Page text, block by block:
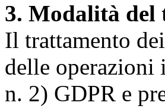
3. Modalità del
Il trattamento
delle operazioni
n. 2) GDPR e